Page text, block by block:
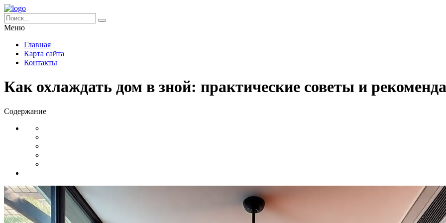
Меню
Главная
Карта сайта
Контакты
Как охлаждать дом в зной: практические советы и
Содержание